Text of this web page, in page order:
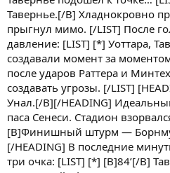
Тавернье.[/B] Хладнокровно
прыгнул мимо. [/LIST] После
давление: [LIST] [*] Уоттара,
создавали момент за
после ударов Раттера и
создавать угрозы. [/LIST]
Унал.[/B][/HEADING]
паса Сенеси. Стадион
[B]Финишный штурм —
[/HEADING] В последние
три очка: [LIST] [*] [B]84’[/B]